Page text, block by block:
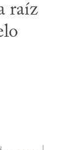
raíz